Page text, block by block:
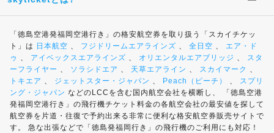
「徳島空港発福岡空港行き」の格安航空券を取り扱う「スカイチケッ
ト」は 日本航空 、 フジドリームエアラインズ 、 全日空 、 エア・ド
ゥ 、 アイベックスエアラインズ 、 オリエンタルエアブリッジ 、 スタ
ーフライヤー 、 ソラシドエア 、 天草エアライン 、 スカイマーク 、
トキエア 、 ジェットスター・ジャパン 、 Peach（ピーチ） 、 スプリ
ング・ジャパン などのLCCを含む国内航空会社を横断し、 「徳島空港
発福岡空港行き」の飛行機チケット料金の各航空会社の最安値を探して
航空券を片道・往復で予約出来る非常に便利な格安航空券販売サイトで
す。 急な出張などで「徳島発福岡行き」の飛行機のご利用にも対応！